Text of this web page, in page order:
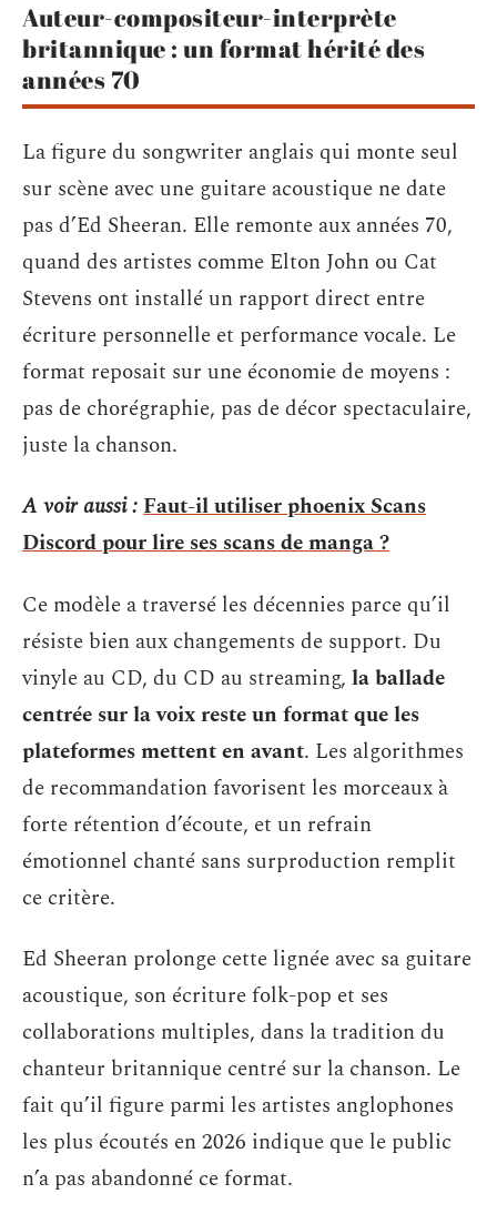
Auteur-compositeur-interprète
britannique : un format hérité des
années 70
La figure du songwriter anglais qui monte seul
sur scène avec une guitare acoustique ne date
pas d’Ed Sheeran. Elle remonte aux années 70,
quand des artistes comme Elton John ou Cat
Stevens ont installé un rapport direct entre
écriture personnelle et performance vocale. Le
format reposait sur une économie de moyens :
pas de chorégraphie, pas de décor spectaculaire,
juste la chanson.
A voir aussi :Faut-il utiliser phoenix Scans
Discord pour lire ses scans de manga ?
Ce modèle a traversé les décennies parce qu’il
résiste bien aux changements de support. Du
vinyle au CD, du CD au streaming, la ballade
centrée sur la voix reste un format que les
plateformes mettent en avant. Les algorithmes
de recommandation favorisent les morceaux à
forte rétention d’écoute, et un refrain
émotionnel chanté sans surproduction remplit
ce critère.
Ed Sheeran prolonge cette lignée avec sa guitare
acoustique, son écriture folk-pop et ses
collaborations multiples, dans la tradition du
chanteur britannique centré sur la chanson. Le
fait qu’il figure parmi les artistes anglophones
les plus écoutés en 2026 indique que le public
n’a pas abandonné ce format.